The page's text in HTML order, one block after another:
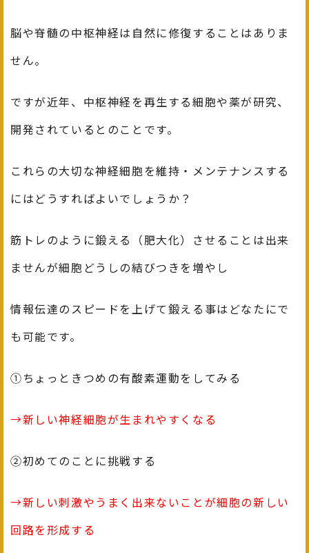
脳や脊髄の中枢神経は自然に修復することはありま
せん。
ですが近年、中枢神経を再生する細胞や薬が研究、
開発されているとのことです。
これらの大切な神経細胞を維持・メンテナンスする
にはどうすればよいでしょうか？
筋トレのように鍛える（肥大化）させることは出来
ませんが細胞どうしの結びつきを増やし
情報伝達のスピードを上げて鍛える事はどなたにで
も可能です。
①ちょっときつめの有酸素運動をしてみる
→新しい神経細胞が生まれやすくなる
②初めてのことに挑戦する
→新しい刺激やうまく出来ないことが細胞の新しい
回路を形成する